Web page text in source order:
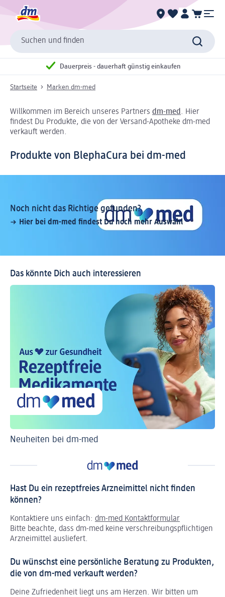
Suchen und finden
Dauerpreis - dauerhaft günstig einkaufen
Startseite Marken dm-med
Willkommen im Bereich unseres Partners dm-med . Hier
findest Du Produkte, die von der Versand-Apotheke dm-med
verkauft werden.
Produkte von BlephaCura bei dm-med
Noch nicht das Richtige gefunden?
Hier bei dm-med findest Du noch mehr Auswahl
Das könnte Dich auch interessieren
Neuheiten bei dm-med
Hast Du ein rezeptfreies Arzneimittel nicht finden
können?
Kontaktiere uns einfach: dm-med Kontaktformular
Bitte beachte, dass dm-med keine verschreibungspflichtigen
Arzneimittel ausliefert.
Du wünschst eine persönliche Beratung zu Produkten,
die von dm-med verkauft werden?
Deine Zufriedenheit liegt uns am Herzen. Wir bitten um